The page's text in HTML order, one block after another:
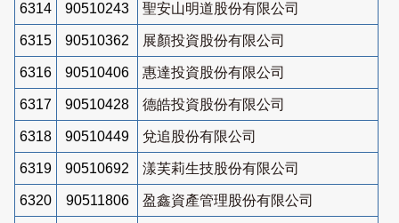
6314 90510243 聖安山明道股份有限公司
6315 90510362 展顏投資股份有限公司
6316 90510406 惠達投資股份有限公司
6317 90510428 德皓投資股份有限公司
6318 90510449 兌追股份有限公司
6319 90510692 漾芙莉生技股份有限公司
6320 90511806 盈鑫資產管理股份有限公司